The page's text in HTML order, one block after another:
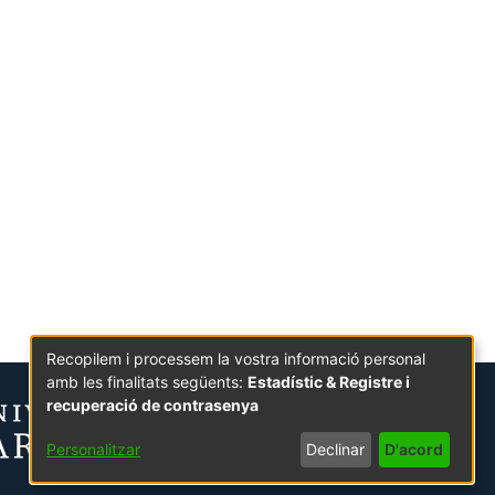
Recopilem i processem la vostra informació personal
amb les finalitats següents: Estadístic & Registre i
recuperació de contrasenya
Personalitzar Declinar D'acord